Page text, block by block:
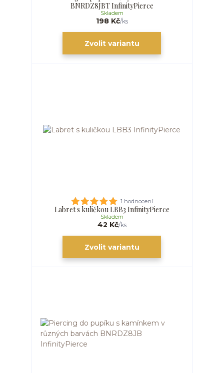
BNRDZ8JBT InfinityPierce
198 Kč/ks
Skladem
Zvolit variantu
1 hodnocení
Labret s kuličkou LBB3 InfinityPierce
42 Kč/ks
Skladem
Zvolit variantu